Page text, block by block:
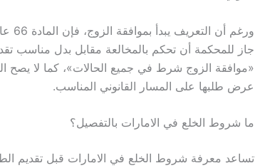
جاز للمحكمة أن تحكم بالمخالعة مقابل بدل مناسب
«موافقة الزوج شرط في جميع الحالات»، كما لا يصح
عرض طلبها على المسار القانوني المناسب.
ما شروط الخلع في الامارات بالتفصيل؟
تساعد معرفة شروط الخلع في الامارات قبل تقديم